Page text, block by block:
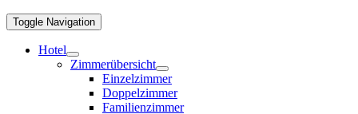
Toggle Navigation
Hotel
Zimmerübersicht
Einzelzimmer
Doppelzimmer
Familienzimmer